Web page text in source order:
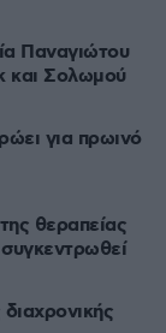
Παναγιώτου
και Σολωμού
για πρωινό
θεραπείας